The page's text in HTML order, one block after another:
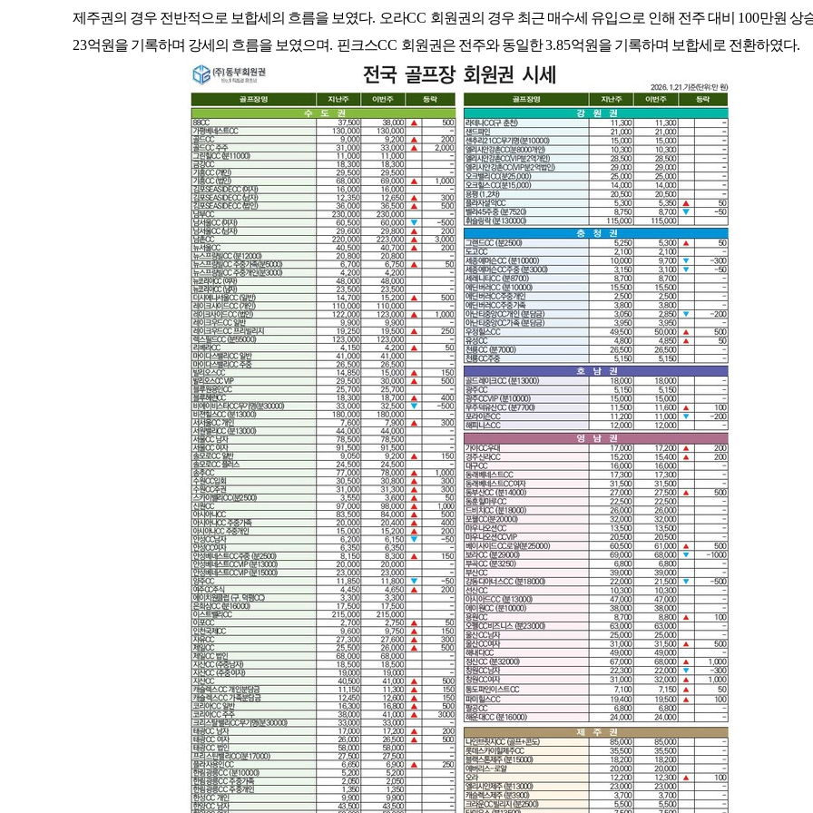
제주권의 경우 전반적으로 보합세의 흐름을 보였다. 오라CC 회원권의 경우 최근 매수세 유입으로 인해 전주 대비 100만원 상
23억원을 기록하며 강세의 흐름을 보였으며. 핀크스CC 회원권은 전주와 동일한3.85억원을 기록하며 보합세로 전환하였다.